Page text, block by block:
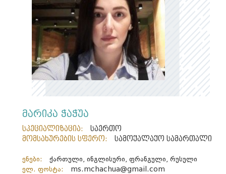
მარიკა ჭაჭუა
სპეციალიზაცია:
საერთო
მომსახურების სფერო:
სამოქალაქო სამართალი
ენები:
ქართული, ინგლისური, ფრანგული, რუსული
ელ. ფოსტა:
ms.mchachua@gmail.com